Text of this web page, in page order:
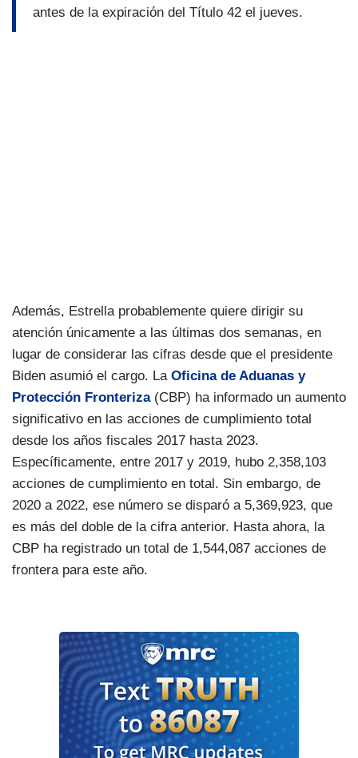
antes de la expiración del Título 42 el jueves.
Además, Estrella probablemente quiere dirigir su
atención únicamente a las últimas dos semanas, en
lugar de considerar las cifras desde que el presidente
Biden asumió el cargo. La Oficina de Aduanas y
Protección Fronteriza (CBP) ha informado un aumento
significativo en las acciones de cumplimiento total
desde los años fiscales 2017 hasta 2023.
Específicamente, entre 2017 y 2019, hubo 2,358,103
acciones de cumplimiento en total. Sin embargo, de
2020 a 2022, ese número se disparó a 5,369,923, que
es más del doble de la cifra anterior. Hasta ahora, la
CBP ha registrado un total de 1,544,087 acciones de
frontera para este año.